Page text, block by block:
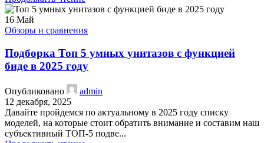
16 Май
Обзоры и сравнения
Подборка Топ 5 умных унитазов с функцией
биде в 2025 году
Опубликовано
admin
12 декабря, 2025
Давайте пройдемся по актуальному в 2025 году списку
моделей, на которые стоит обратить внимание и составим наш
субъективный ТОП-5 подве...